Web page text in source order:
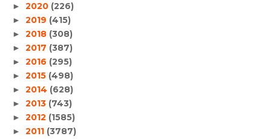
► 2020 (226)
► 2019 (415)
► 2018 (308)
► 2017 (387)
► 2016 (295)
► 2015 (498)
► 2014 (628)
► 2013 (743)
► 2012 (1585)
► 2011 (3787)